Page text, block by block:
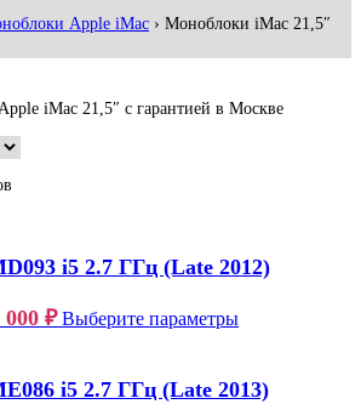
Apple iMac › Моноблоки iMac 21,5″
iMac 21,5″ с гарантией в Москве
i5 2.7 ГГц (Late 2012)
000 ₽ Выберите параметры
i5 2.7 ГГц (Late 2013)